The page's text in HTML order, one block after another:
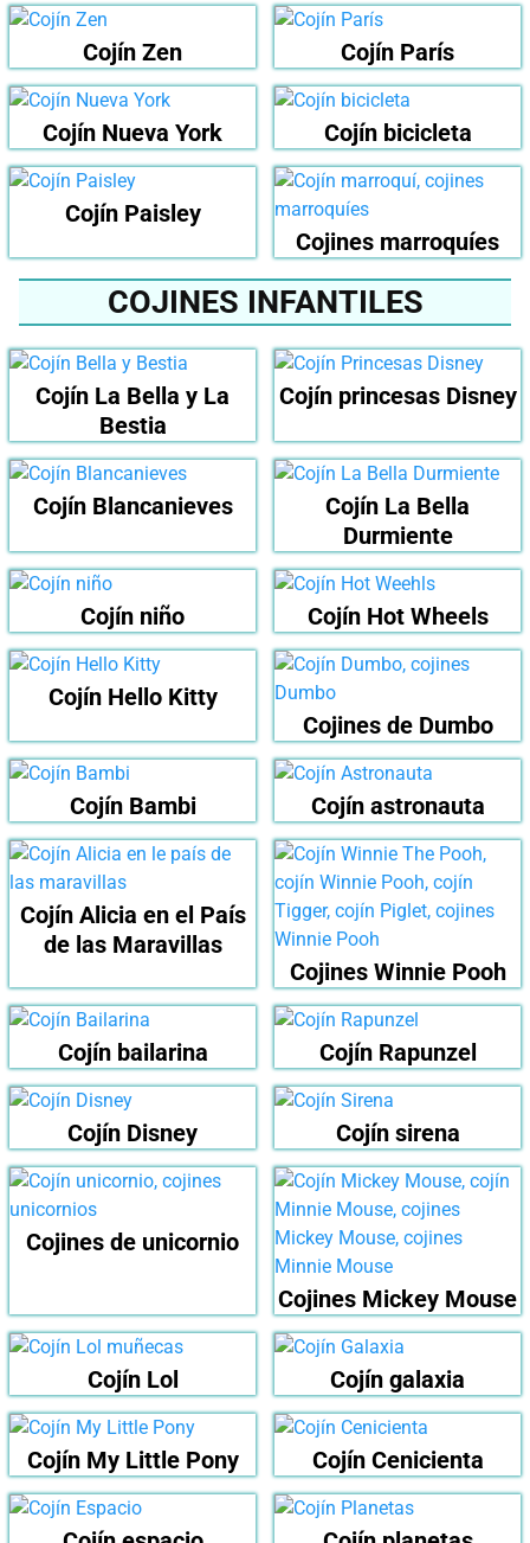
Cojín Zen Cojín París
Cojín Nueva York Cojín bicicleta
Cojín Paisley
Cojines marroquíes
COJINES INFANTILES
Cojín La Bella y La
Bestia
Cojín princesas Disney
Cojín Blancanieves
Cojín La Bella
Durmiente
Cojín niño Cojín Hot Wheels
Cojín Hello Kitty
Cojines de Dumbo
Cojín Bambi Cojín astronauta
Cojín Alicia en el País
de las Maravillas
Cojines Winnie Pooh
Cojín bailarina Cojín Rapunzel
Cojín Disney Cojín sirena
Cojines de unicornio
Cojines Mickey Mouse
Cojín Lol Cojín galaxia
Cojín My Little Pony Cojín Cenicienta